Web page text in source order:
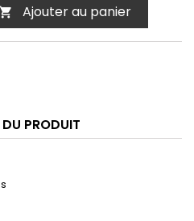
Ajouter au panier
PRODUIT